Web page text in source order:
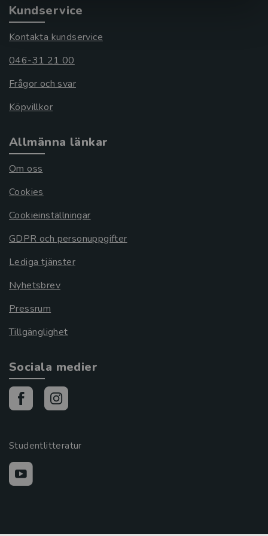
Kundservice
Kontakta kundservice
046-31 21 00
Frågor och svar
Köpvillkor
Allmänna länkar
Om oss
Cookies
Cookieinställningar
GDPR och personuppgifter
Lediga tjänster
Nyhetsbrev
Pressrum
Tillgänglighet
Sociala medier
Studentlitteratur